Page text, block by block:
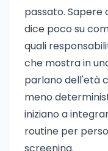
passato. Sapere
dice poco su
quali
che mostra in
parlano dell'età
meno
iniziano a
routine per